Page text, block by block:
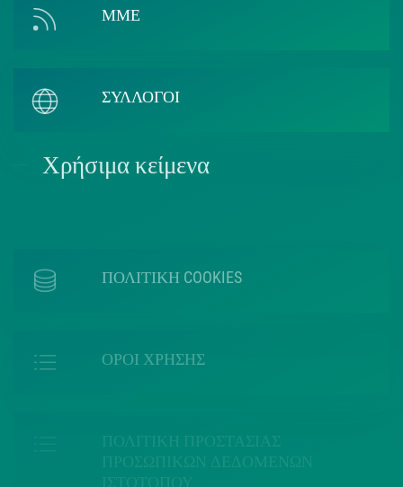
ΜΜΕ
ΣΥΛΛΟΓΟΙ
Χρήσιμα κείμενα
ΠΟΛΙΤΙΚΗ COOKIES
ΟΡΟΙ ΧΡΗΣΗΣ
ΠΟΛΙΤΙΚΗ ΠΡΟΣΤΑΣΙΑΣ
ΠΡΟΣΩΠΙΚΩΝ ΔΕΔΟΜΕΝΩΝ
ΙΣΤΟΤΟΠΟΥ